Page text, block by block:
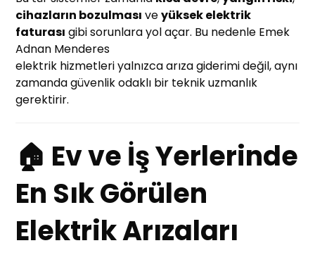
cihazların bozulması veyüksek elektrik
faturası gibi sorunlara yol açar. Bu nedenle Emek
Adnan Menderes
elektrik hizmetleri yalnızca arıza giderimi değil, aynı
zamanda güvenlik odaklı bir teknik uzmanlık
gerektirir.
🏠 Ev ve İş Yerlerinde
En Sık Görülen
Elektrik Arızaları